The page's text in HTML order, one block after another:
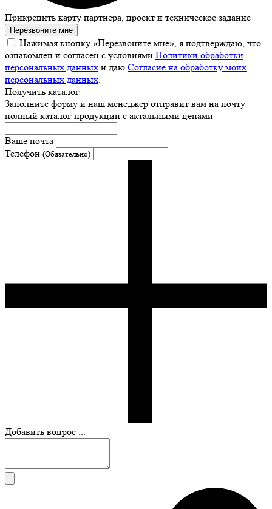
Прикрепить карту партнера, проект и техническое задание
Перезвоните мне
Нажимая кнопку «Перезвоните мне», я подтверждаю, что
ознакомлен и согласен с условиями Политики обработки
персональных данных и даю Согласие на обработку моих
персональных данных.
Получить каталог
Заполните форму и наш менеджер отправит вам на почту
полный каталог продукции с актальными ценами
Ваше почта
Телефон (Обязательно)
Добавить вопрос ...